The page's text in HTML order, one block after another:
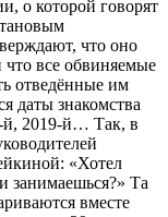
о которой говорят
что оно
все обвиняемые
отведённые им
даты знакомства
й, 2019-й… Так, в
«Хотел
занимаешься?» Та
вместе